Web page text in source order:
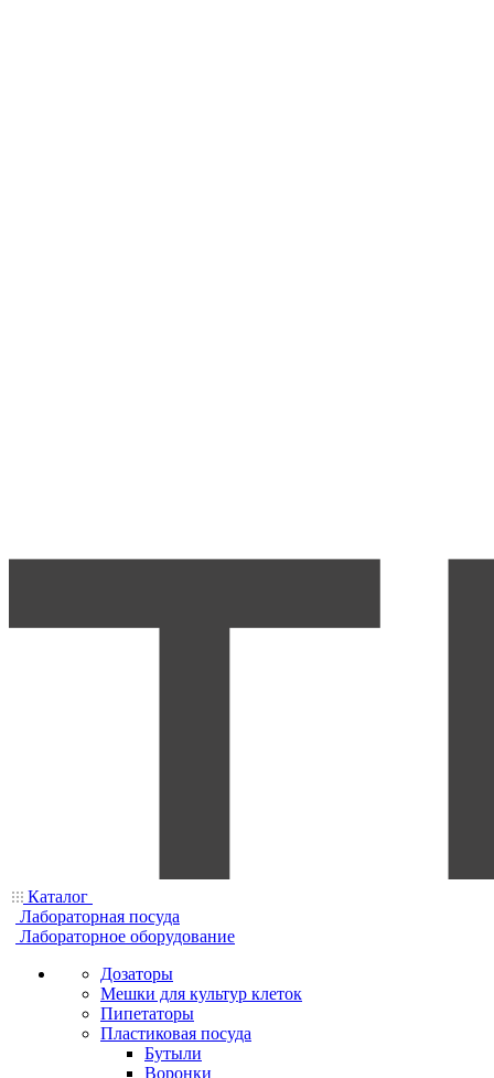
Каталог
Лабораторная посуда
Лабораторное оборудование
Дозаторы
Мешки для культур клеток
Пипетаторы
Пластиковая посуда
Бутыли
Воронки